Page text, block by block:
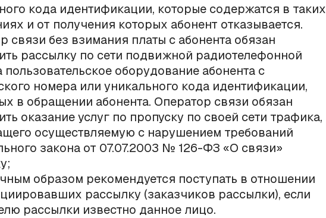
кода идентификации, которые содержатся в таких
и от получения которых абонент отказывается.
связи без взимания платы с абонента обязан
рассылку по сети подвижной радиотелефонной
пользовательское оборудование абонента с
номера или уникального кода идентификации,
в обращении абонента. Оператор связи обязан
оказание услуг по пропуску по своей сети трафика,
осуществляемую с нарушением требований
закона от 07.07.2003 № 126-ФЗ «О связи»
образом рекомендуется поступать в отношении
рассылку (заказчиков рассылки), если
рассылки известно данное лицо.